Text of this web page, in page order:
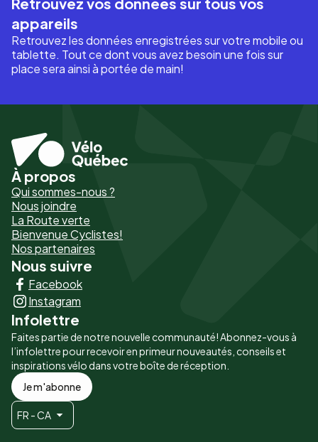
appareils
Retrouvez les données enregistrées sur votre mobile ou
tablette. Tout ce dont vous avez besoin une fois sur
place sera ainsi à portée de main!
Pied
de
page
-
Liens
principaux
À propos
Qui sommes-nous ?
Nous joindre
La Route verte
Bienvenue Cyclistes!
Nos partenaires
Nous suivre
Facebook
Instagram
Infolettre
Faites partie de notre nouvelle communauté! Abonnez-vous à
l’infolettre pour recevoir en primeur nouveautés, conseils et
inspirations vélo dans votre boîte de réception.
Je m'abonne
FR - CA